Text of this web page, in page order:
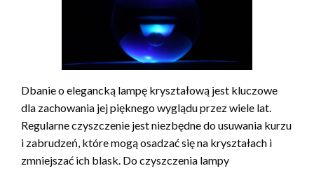
Dbanie o elegancką lampę kryształową jest kluczowe
dla zachowania jej pięknego wyglądu przez wiele lat.
Regularne czyszczenie jest niezbędne do usuwania kurzu
i zabrudzeń, które mogą osadzać się na kryształach i
zmniejszać ich blask. Do czyszczenia lampy